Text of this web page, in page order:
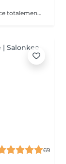
L'onychoplastie ou prothèse unguéale remplace totalement ou partiellement l'ongle absent ou déformé. ongle mycosé Ce faux ongle est fabriqué à base d'une résine composite photopolymerisation sous forme de pâte transparente, devenant dure par photopolymérisation par une lampe LED Haute densité.
69